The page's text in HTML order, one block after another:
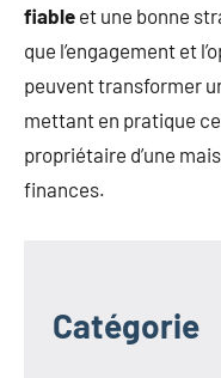
fiable et une bonne
que l’engagement et
peuvent transformer
mettant en pratique
propriétaire d’une
finances.
Catégorie